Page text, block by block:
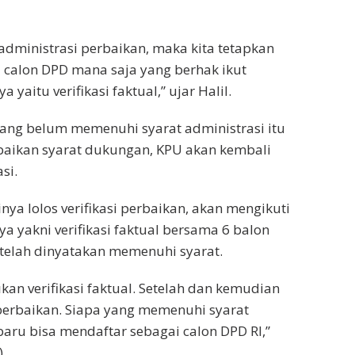
perbaikan, maka kita tetapkan
DPD mana saja yang berhak ikut
yaitu verifikasi faktual,” ujar Halil.
belum memenuhi syarat administrasi itu
syarat dukungan, KPU akan kembali
lolos verifikasi perbaikan, akan mengikuti
yakni verifikasi faktual bersama 6 balon
dinyatakan memenuhi syarat.
verifikasi faktual. Setelah dan kemudian
Siapa yang memenuhi syarat
bisa mendaftar sebagai calon DPD RI,”